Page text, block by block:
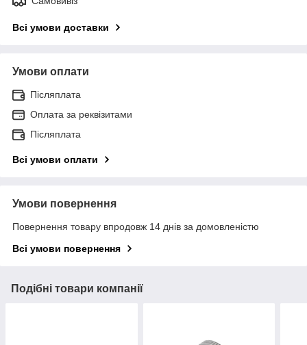
Всі умови доставки
Умови оплати
Післяплата
Оплата за реквізитами
Післяплата
Всі умови оплати
Умови повернення
Повернення товару впродовж 14 днів за домовленістю
Всі умови повернення
Подібні товари компанії